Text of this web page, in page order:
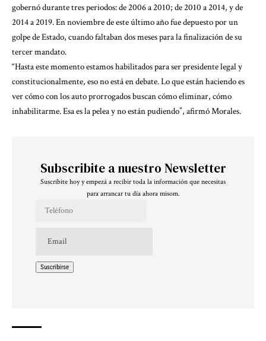
gobernó durante tres periodos: de 2006 a 2010; de 2010 a 2014, y de
2014 a 2019. En noviembre de este último año fue depuesto por un
golpe de Estado, cuando faltaban dos meses para la finalización de su
tercer mandato.
“Hasta este momento estamos habilitados para ser presidente legal y
constitucionalmente, eso no está en debate. Lo que están haciendo es
ver cómo con los auto prorrogados buscan cómo eliminar, cómo
inhabilitarme. Esa es la pelea y no están pudiendo”, afirmó Morales.
Subscribite a nuestro Newsletter
Suscribite hoy y empezá a recibir toda la información que necesitas
para arrancar tu día ahora misom.